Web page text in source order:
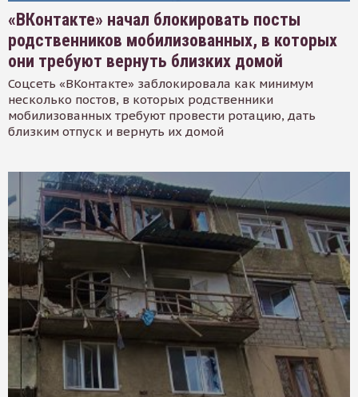
«ВКонтакте» начал блокировать посты
родственников мобилизованных, в которых
они требуют вернуть близких домой
Соцсеть «ВКонтакте» заблокировала как минимум
несколько постов, в которых родственники
мобилизованных требуют провести ротацию, дать
близким отпуск и вернуть их домой